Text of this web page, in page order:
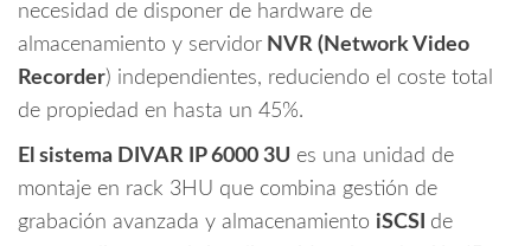
necesidad de disponer de hardware de
almacenamiento y servidor NVR (Network Video
Recorder) independientes, reduciendo el coste total
de propiedad en hasta un 45%.
El sistema DIVAR IP 6000 3U es una unidad de
montaje en rack 3HU que combina gestión de
grabación avanzada y almacenamiento iSCSI de